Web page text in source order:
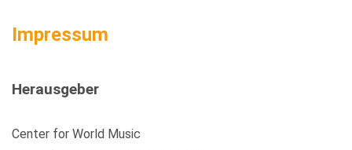
Impressum
Herausgeber
Center for World Music